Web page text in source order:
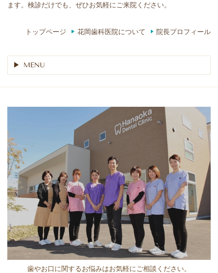
ます。検診だけでも、ぜひお気軽にご来院ください。
トップページ 花岡歯科医院について 院長プロフィール
MENU
歯やお口に関するお悩みはお気軽にご相談ください。